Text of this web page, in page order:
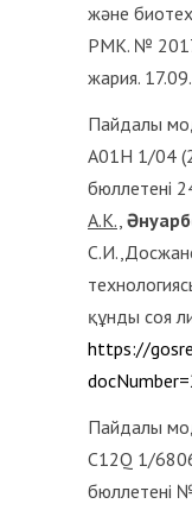
және
РМК. №
жария.
Пайдалы
А01Н 1/04
бюллетені
А.К.,
құнды соя
https://
Пайдалы
C12Q 1/
бюллетені